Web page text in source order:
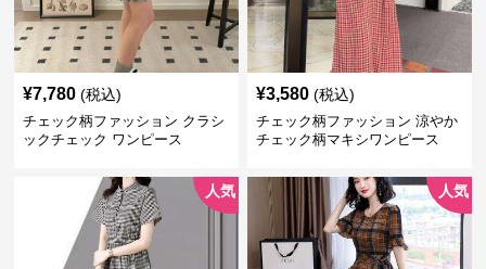
¥7,780 (税込)
チェック柄ファッション クラシ
ックチェック ワンピース
¥3,580 (税込)
チェック柄ファッション 涼やか
チェック柄マキシワンピース
人気 人気